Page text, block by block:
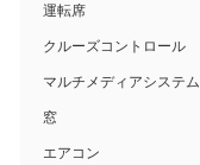
運転席
クルーズコントロール
マルチメディアシステム
窓
エアコン